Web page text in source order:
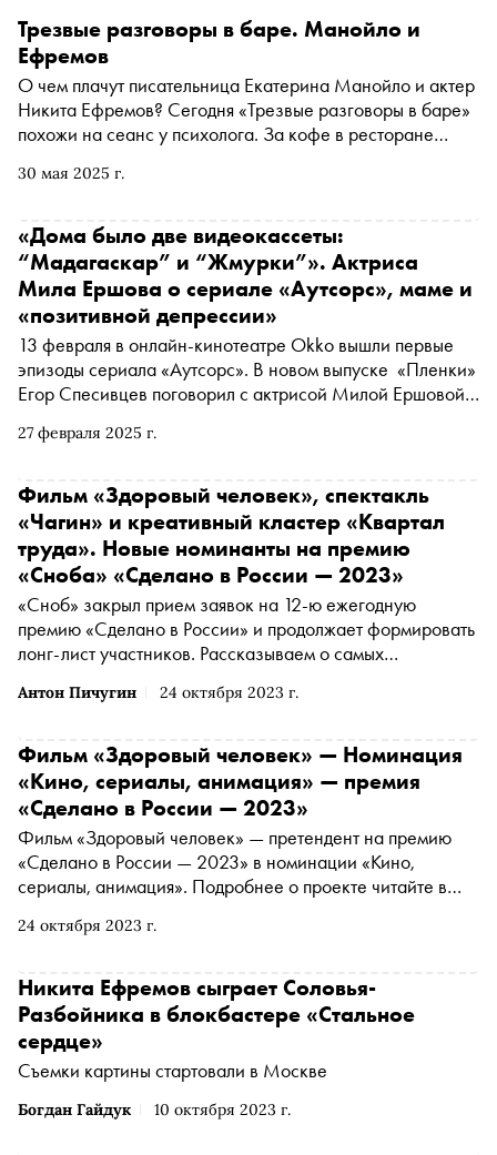
30 мая 2025 г.
Трезвые разговоры в баре. Манойло и
Ефремов
О чем плачут писательница Екатерина Манойло и актер
Никита Ефремов? Сегодня «Трезвые разговоры в баре»
похожи на сеанс у психолога. За кофе в ресторане
за нашу безопасность, ну и какая музыка выживет после
27 февраля 2025 г.
«Дома было две видеокассеты:
“Мадагаскар” и “Жмурки”». Актриса
Мила Ершова о сериале «Аутсорс», маме и
«позитивной депрессии»
13 февраля в онлайн-кинотеатре Okko вышли первые
эпизоды сериала «Аутсорс». В новом выпуске «Пленки»
Егор Спесивцев поговорил с актрисой Милой Ершовой,
маме, «позитивной депрессии» и будущих премьерах
Антон Пичугин 24 октября 2023 г.
Фильм «Здоровый человек», спектакль
«Чагин» и креативный кластер «Квартал
труда». Новые номинанты на премию
«Сноба» «Сделано в России — 2023»
«Сноб» закрыл прием заявок на 12-ю ежегодную
премию «Сделано в России» и продолжает формировать
лонг-лист участников. Рассказываем о самых
24 октября 2023 г.
Фильм «Здоровый человек» — Номинация
«Кино, сериалы, анимация» — премия
«Сделано в России — 2023»
Фильм «Здоровый человек» — претендент на премию
«Сделано в России — 2023» в номинации «Кино,
сериалы, анимация». Подробнее о проекте читайте в
— «МТС Банк Premium&Private». Технологический
практика важных дел» — «Россия — страна
возможностей»
Богдан Гайдук 10 октября 2023 г.
Никита Ефремов сыграет Соловья-
Разбойника в блокбастере «Стальное
сердце»
Съемки картины стартовали в Москве